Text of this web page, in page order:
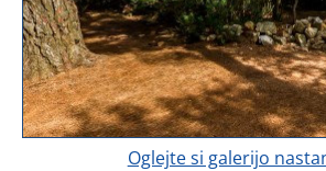
Oglejte si galerijo